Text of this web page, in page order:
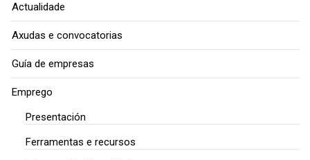
Actualidade
Axudas e convocatorias
Guía de empresas
Emprego
Presentación
Ferramentas e recursos